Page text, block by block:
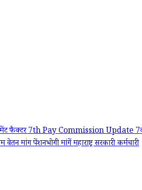
फैक्टर7th Pay Commission Update
वेतन मांगपेंशनभोगी मांगेंमहाराष्ट्र सरकारी कर्मचारी